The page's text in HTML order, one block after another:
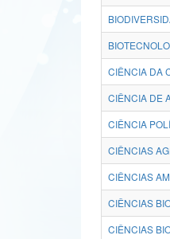
CIÊNCIA DA
CIÊNCIA DE
CIÊNCIA
CIÊNCIAS
CIÊNCIAS
CIÊNCIAS
CIÊNCIAS